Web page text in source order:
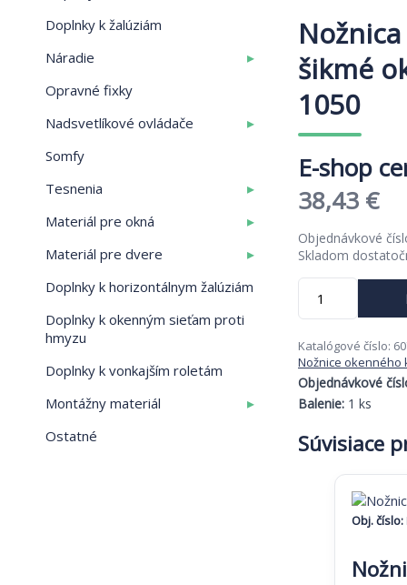
Doplnky k žalúziám
Náradie
▸
Opravné fixky
Nadsvetlíkové ovládače
▸
Somfy
Tesnenia
▸
Materiál pre okná ▸
Materiál pre dvere ▸
Doplnky k horizontálnym žalúziám
Doplnky k okenným sieťam proti
hmyzu
Doplnky k vonkajším roletám
Montážny materiál
▸
Ostatné
šikmé
1050
Pôvodná
cena
bola:
59,13 €.
38,43 €
je:
Objednávkové
Skladom
množstvo
Nožnica
MM
pre
šikmé
okná
801-
1050
Katalógové číslo:
Nožnice okenného
Objednávkové
Balenie: 1 ks
Súvisiace
Obj. číslo: